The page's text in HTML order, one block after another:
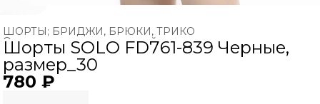
ШОРТЫ; БРИДЖИ, БРЮКИ, ТРИКО
Одежда для художественной гимнастики ›
ХУДОЖЕСТВЕННАЯ ГИМНАСТИКА ›
Главная ›
Шорты SOLO FD761-839 Черные,
размер_30
780 ₽